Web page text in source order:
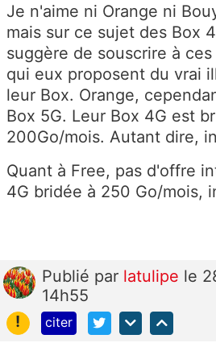
Je n'aime ni Orange ni
mais sur ce sujet des Box
suggère de souscrire à
qui eux proposent du vrai
leur Box. Orange,
Box 5G. Leur Box 4G est
200Go/mois. Autant dire,
Quant à Free, pas d'offre
4G bridée à 250 Go/mois,
Publié par latulipe le
14h55
!
citer